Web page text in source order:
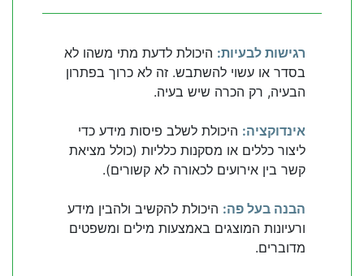
רגישות לבעיות: היכולת לדעת מתי משהו לא
בסדר או עשוי להשתבש. זה לא כרוך בפתרון
הבעיה, רק הכרה שיש בעיה.
אינדוקציה: היכולת לשלב פיסות מידע כדי
ליצור כללים או מסקנות כלליות (כולל מציאת
קשר בין אירועים לכאורה לא קשורים).
הבנה בעל פה: היכולת להקשיב ולהבין מידע
ורעיונות המוצגים באמצעות מילים ומשפטים
מדוברים.